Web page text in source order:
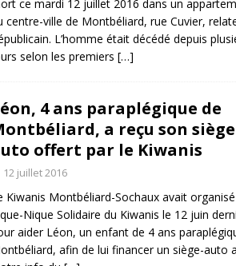
ce mardi 12 juillet 2016 dans un
centre-ville de Montbéliard, rue Cuvier, relate
L’homme était décédé depuis
selon les premiers […]
4 ans paraplégique de
a reçu son siège
offert par le Kiwanis
12 juillet 2016
Kiwanis Montbéliard-Sochaux avait
Nique Solidaire du Kiwanis le 12 juin
aider Léon, un enfant de 4 ans
afin de lui financer un siège-auto